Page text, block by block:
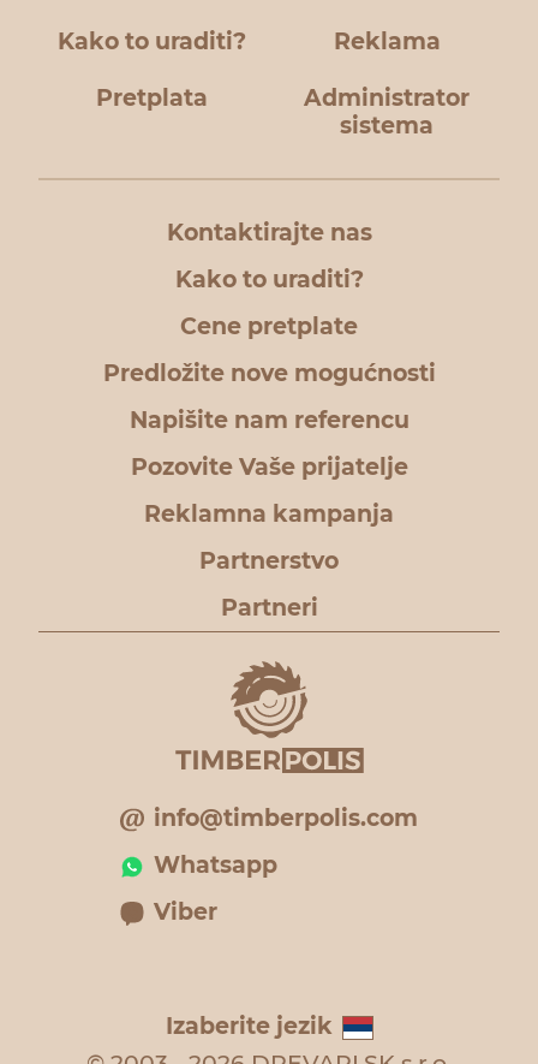
Kako to uraditi? Reklama
Pretplata
Administrator
sistema
Kontaktirajte nas
Kako to uraditi?
Cene pretplate
Predložite nove mogućnosti
Napišite nam referencu
Pozovite Vaše prijatelje
Reklamna kampanja
Partnerstvo
Partneri
info@timberpolis.com
Whatsapp
Viber
Izaberite jezik